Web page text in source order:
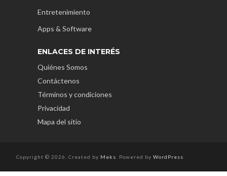
Entretenimiento
Apps & Software
ENLACES DE INTERÉS
Quiénes Somos
Contáctenos
Términos y condiciones
Privacidad
Mapa del sitio
Copyright © 2026. Created by Meks . Powered by WordPress